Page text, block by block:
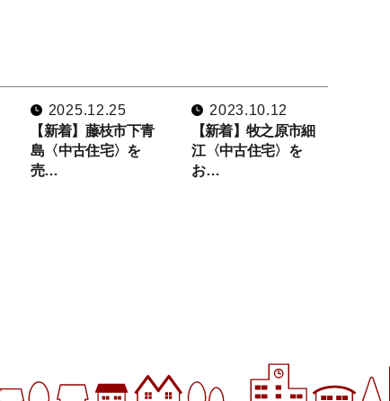
2025.12.25
【新着】藤枝市下青
島〈中古住宅〉を
売…
2023.10.12
【新着】牧之原市細
江〈中古住宅〉を
お…